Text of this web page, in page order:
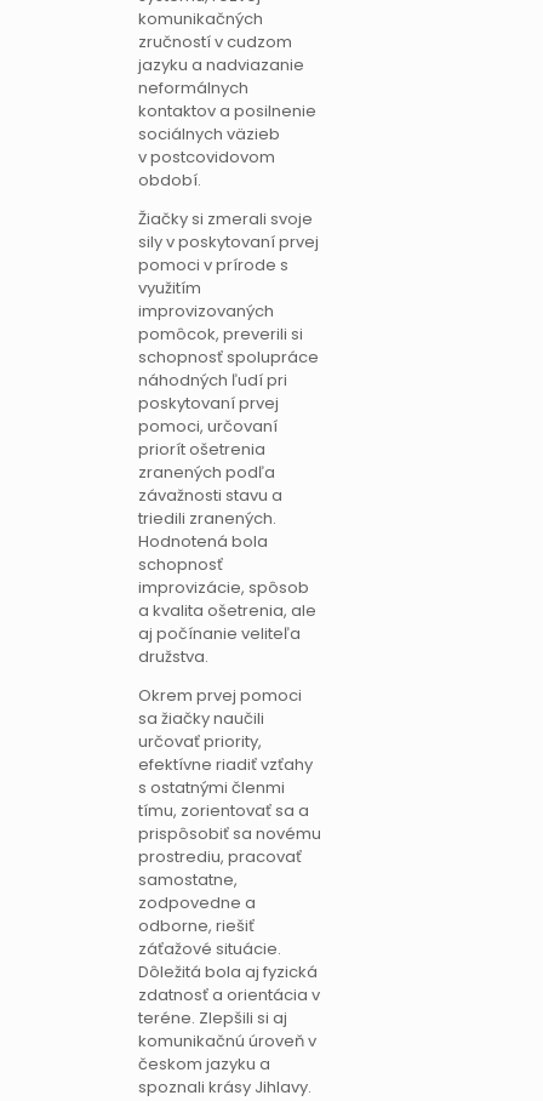
komunikačných
zručností v cudzom
jazyku a nadviazanie
neformálnych
kontaktov a posilnenie
sociálnych väzieb
v postcovidovom
období.
Žiačky si zmerali svoje
sily v poskytovaní prvej
pomoci v prírode s
využitím
improvizovaných
pomôcok, preverili si
schopnosť spolupráce
náhodných ľudí pri
poskytovaní prvej
pomoci, určovaní
priorít ošetrenia
zranených podľa
závažnosti stavu a
triedili zranených.
Hodnotená bola
schopnosť
improvizácie, spôsob
a kvalita ošetrenia, ale
aj počínanie veliteľa
družstva.
Okrem prvej pomoci
sa žiačky naučili
určovať priority,
efektívne riadiť vzťahy
s ostatnými členmi
tímu, zorientovať sa a
prispôsobiť sa novému
prostrediu, pracovať
samostatne,
zodpovedne a
odborne, riešiť
záťažové situácie.
Dôležitá bola aj fyzická
zdatnosť a orientácia v
teréne. Zlepšili si aj
komunikačnú úroveň v
českom jazyku a
spoznali krásy Jihlavy.